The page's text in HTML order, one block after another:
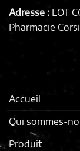
Adresse : LOT
Pharmacie
Accueil
Qui sommes-
Produit